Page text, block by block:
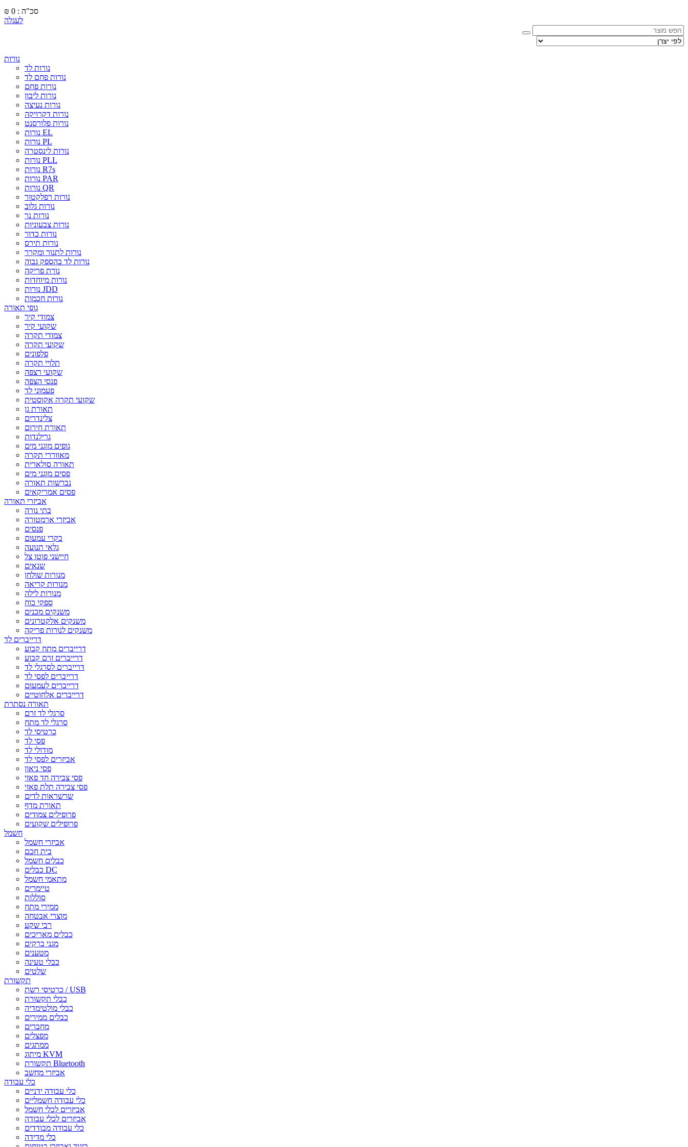
₪
סכ"ה : 0
לעגלה
נורות
נורות לד
נורות פחם לד
נורות פחם
נורות ליבון
נורות נעיצה
נורות דקרויקה
נורות פלורסנט
נורות EL
נורות PL
נורות לינסטרה
נורות PLL
נורות R7s
נורות PAR
נורות QR
נורות רפלקטור
נורות גלוב
נורות נר
נורות צבעוניות
נורות כדור
נורות תירס
נורות לתנור ומקרר
נורות לד בהספק גבוה
נורת פריקה
נורות מיוחדות
נורות JDD
נורות חכמות
גופי תאורה
צמודי קיר
שקועי קיר
צמודי תקרה
שקועי תקרה
פלפונים
תלויי תקרה
שקועי רצפה
פנסי הצפה
פעמוני לד
שקועי תקרה אקוסטית
תאורת גן
צלינדרים
תאורת חירום
גרילנדות
גופים מוגני מים
מאווררי תקרה
תאורה סולארית
פסים מוגני מים
נברשות תאורה
פסים אמריקאים
אביזרי תאורה
בתי נורה
אביזרי ארמטורה
פנסים
בקרי עמעום
גלאי תנועה
חיישני פוטו צל
שנאים
מנורות שולחן
מנורות קריאה
מנורות לילה
ספקי כוח
משנקים מכנים
משנקים אלקטרונים
משנקים לנורות פריקה
דרייברים לד
דרייברים מתח קבוע
דרייברים זרם קבוע
דרייברים לסרגלי לד
דרייברים לפסי לד
דרייברים לעמעום
דרייברים אלחוטיים
תאורה נסתרת
סרגלי לד זרם
סרגלי לד מתח
כרטיסי לד
פסי לד
מודולי לד
אביזרים לפסי לד
פסי ניאון
פסי צבירה חד פאזי
פסי צבירה תלת פאזי
שרשראות לדים
תאורת מדף
פרופילים צמודים
פרופילים שקועים
חשמל
אביזרי חשמל
בית חכם
כבלים חשמל
כבלים DC
מתאמי חשמל
טיימרים
סוללות
ממירי מתח
מוצרי אבטחה
רבי שקע
כבלים מאריכים
מגני ברקים
מטענים
כבלי טעינה
שלטים
תקשורת
כרטיסי רשת / USB
כבלי תקשורת
כבלי מולטימדיה
כבלים ממירים
מחברים
מפצלים
ממתגים
מיתוג KVM
תקשורת Bluetooth
אביזרי מחשב
כלי עבודה
כלי עבודה ידניים
כלי עבודה חשמליים
אביזרים לכלי חשמל
אביזרים לכלי עבודה
כלי עבודה מבודדים
כלי מדידה